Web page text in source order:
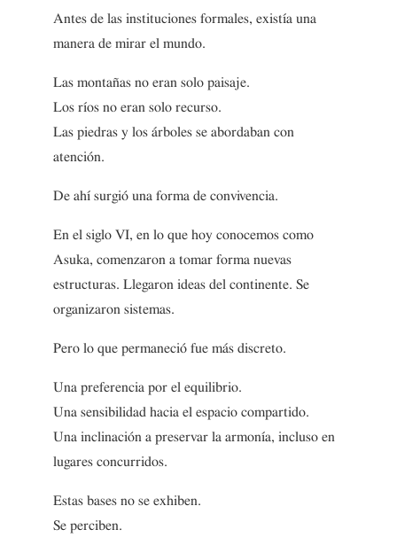
Antes de las instituciones formales, existía una
manera de mirar el mundo.
Las montañas no eran solo paisaje.
Los ríos no eran solo recurso.
Las piedras y los árboles se abordaban con
atención.
De ahí surgió una forma de convivencia.
En el siglo VI, en lo que hoy conocemos como
Asuka, comenzaron a tomar forma nuevas
estructuras. Llegaron ideas del continente. Se
organizaron sistemas.
Pero lo que permaneció fue más discreto.
Una preferencia por el equilibrio.
Una sensibilidad hacia el espacio compartido.
Una inclinación a preservar la armonía, incluso en
lugares concurridos.
Estas bases no se exhiben.
Se perciben.